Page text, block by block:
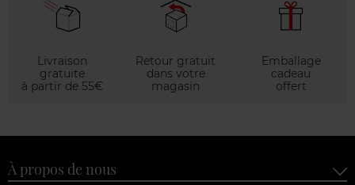
Livraison
gratuite
à partir de 55€
Retour gratuit
dans votre
magasin
Emballage
cadeau
offert
À propos de nous